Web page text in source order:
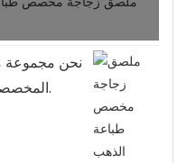
نحن مجموعة
المخصصة-تتمسح في فوشان ، الصين.